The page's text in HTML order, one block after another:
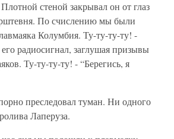
стеной закрывал он от глаз
По счислению мы были
Колумбия. Ту-ту-ту-ту! -
радиосигнал, заглушая призывы
Ту-ту-ту-ту! - “Берегись, я
преследовал туман. Ни одного
Лаперуза.